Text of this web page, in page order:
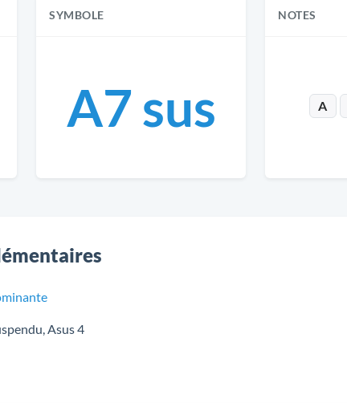
SYMBOLE
A7 sus
NOTES
A
Asus 4